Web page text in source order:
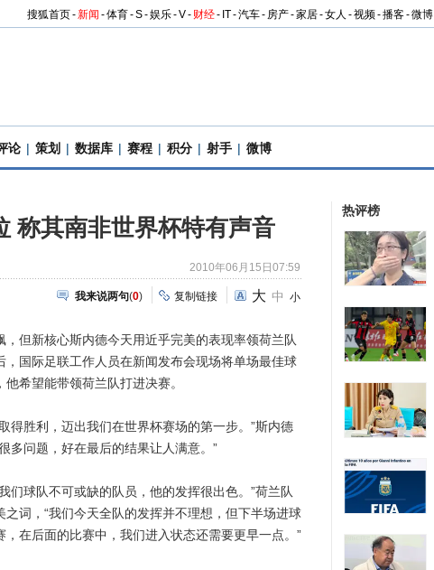
搜狐首页-新闻 -体育-S-娱乐-V- 财经- IT-汽车- 房产-家居-女人 -视频-播客-微博
论 | 策划 | 数据库 | 赛程 | 积分 | 射手 | 微博
称其南非世界杯特有声音
2010年06月15日07:59
我来说两句(0) 复制链接 大 中 小
但新核心斯内德今天用近乎完美的表现率领荷兰队
国际足联工作人员在新闻发布会现场将单场最佳球
希望能带领荷兰队打进决赛。
胜利，迈出我们在世界杯赛场的第一步。”斯内德
多问题，好在最后的结果让人满意。”
球队不可或缺的队员，他的发挥很出色。”荷兰队
词，“我们今天全队的发挥并不理想，但下半场进球
在后面的比赛中，我们进入状态还需要更早一点。”
热评榜